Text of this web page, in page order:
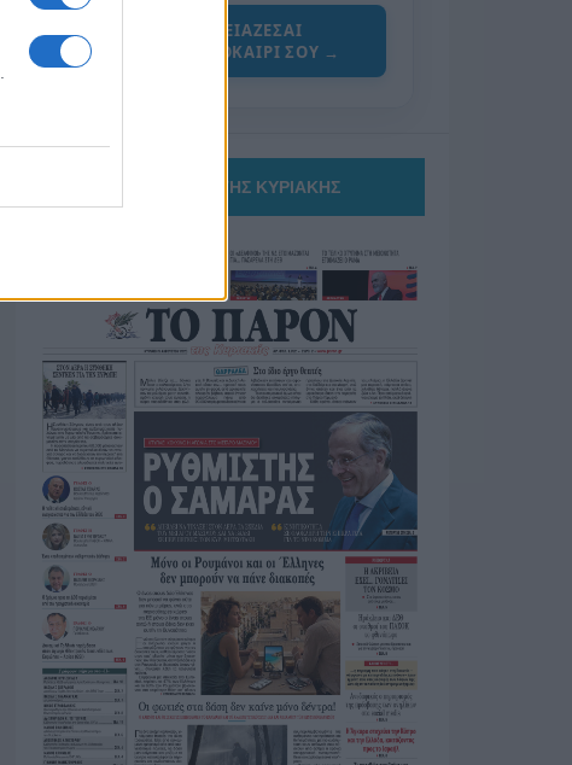
ΟΣΑ ΧΡΕΙΑΖΕΣΑΙ
ΓΙΑ ΤΟ ΚΑΛΟΚΑΙΡΙ ΣΟΥ →
ΤΟ ΠΑΡΟΝ ΤΗΣ ΚΥΡΙΑΚΗΣ